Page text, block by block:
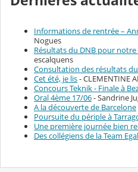
Informations de rentrée –
Nogues
Résultats du DNB pour
escalquens
Consultation des résultats
Cet été, je lis- CLEMENTINE
Concours Teknik - Finale à
Oral 4ème 17/06- Sandrine
A la découverte de Barcelone
Poursuite du périple à
Une première journée bien
Des collégiens de la Team